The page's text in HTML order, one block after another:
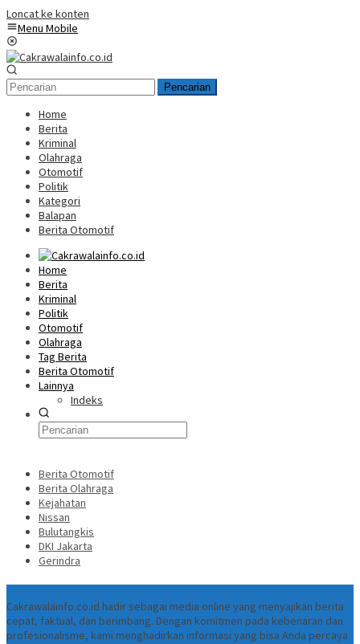
Loncat ke konten
Menu Mobile
Pencarian
Home
Berita
Kriminal
Olahraga
Otomotif
Politik
Kategori
Balapan
Berita Otomotif
Home
Berita
Kriminal
Politik
Otomotif
Olahraga
Tag Berita
Berita Otomotif
Lainnya
Indeks
Berita Otomotif
Berita Olahraga
Kejahatan
Nissan
Bulutangkis
DKI Jakarta
Gerindra
Cakrawalainfo.co.id hadir sebagai media online yang menyajikan berita
cepat, faktual, dan berimbang. Dengan komitmen pada kebenaran dan
profesionalisme, kami menghadirkan informasi yang bisa Anda percaya